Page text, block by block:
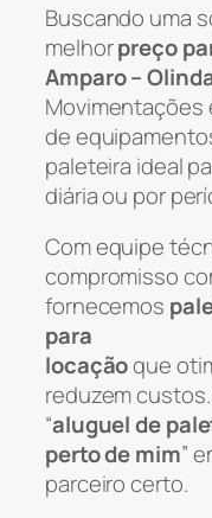
Buscando uma
melhorpreço
Amparo –
Movimentações
de
paleteira ideal
diária ou por
Com equipe
compromisso
fornecemos
para
locaçãoque
reduzem
“aluguel de
perto de mim”
parceiro certo.